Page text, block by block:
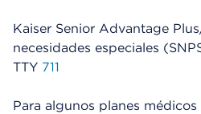
Kaiser Senior Advantage
necesidades especiales
TTY 711
Para algunos planes